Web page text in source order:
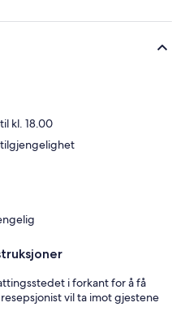
kl. 18.00
tilgjengelighet
i forkant for å få
vil ta imot gjestene